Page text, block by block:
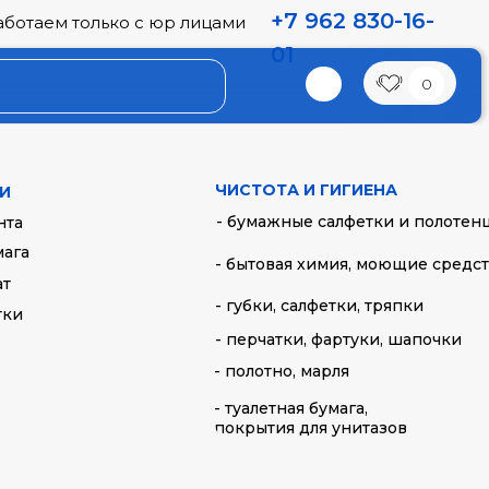
0
только с юр лицами
+7 962 830-16-
01
ЧИСТОТА И ГИГИЕНА
- бумажные салфетки и
- бытовая химия, моющие
- губки, салфетки, тряпки
- перчатки, фартуки, шапочки
- полотно, марля
- туалетная бумага,
покрытия для унитазов